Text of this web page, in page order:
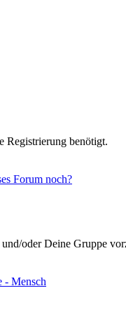
Registrierung benötigt.
Forum noch?
oder Deine Gruppe
- Mensch